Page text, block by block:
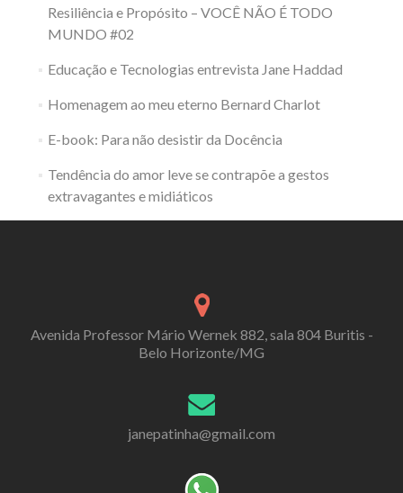
Resiliência e Propósito – VOCÊ NÃO É TODO
MUNDO #02
Educação e Tecnologias entrevista Jane Haddad
Homenagem ao meu eterno Bernard Charlot
E-book: Para não desistir da Docência
Tendência do amor leve se contrapõe a gestos
extravagantes e midiáticos
Avenida Professor Mário Wernek 882, sala 804 Buritis -
Belo Horizonte/MG
janepatinha@gmail.com